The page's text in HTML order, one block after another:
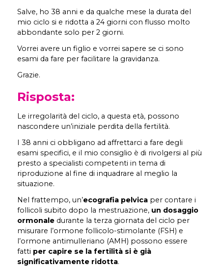
Salve, ho 38 anni e da qualche mese la durata del
mio ciclo si e ridotta a 24 giorni con flusso molto
abbondante solo per 2 giorni.
Vorrei avere un figlio e vorrei sapere se ci sono
esami da fare per facilitare la gravidanza.
Grazie.
Risposta:
Le irregolarità del ciclo, a questa età, possono
nascondere un’iniziale perdita della fertilità.
I 38 anni ci obbligano ad affrettarci a fare degli
esami specifici, e il mio consiglio è di rivolgersi al più
presto a specialisti competenti in tema di
riproduzione al fine di inquadrare al meglio la
situazione.
Nel frattempo, un’ecografia pelvica per contare i
follicoli subito dopo la mestruazione, un dosaggio
ormonale durante la terza giornata del ciclo per
misurare l’ormone follicolo-stimolante (FSH) e
l’ormone antimulleriano (AMH) possono essere
fatti per capire se la fertilità si è già
significativamente ridotta.